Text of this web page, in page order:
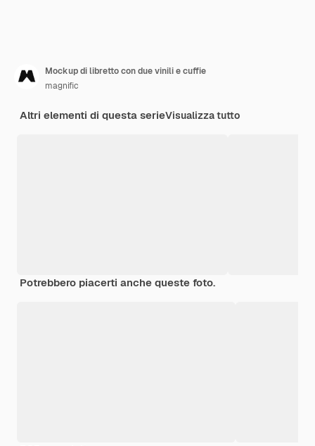
Mockup di libretto con due vinili e cuffie
magnific
Altri elementi di questa serieVisualizza tutto
Potrebbero piacerti anche queste foto.